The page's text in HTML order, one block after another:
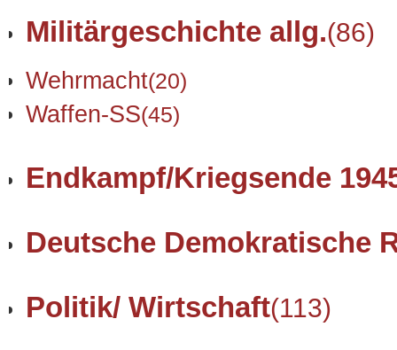
Militärgeschichte allg.(86)
Wehrmacht(20)
Waffen-SS(45)
Endkampf/Kriegsende
Deutsche Demokratische
Politik/ Wirtschaft(113)